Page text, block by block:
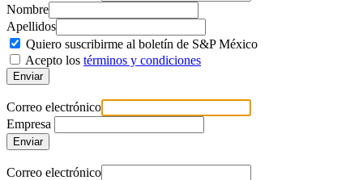
Nombre
Apellidos
Quiero suscribirme al boletín de S&P México
Acepto los términos y condiciones
Enviar
Correo electrónico
Empresa
Enviar
Correo electrónico